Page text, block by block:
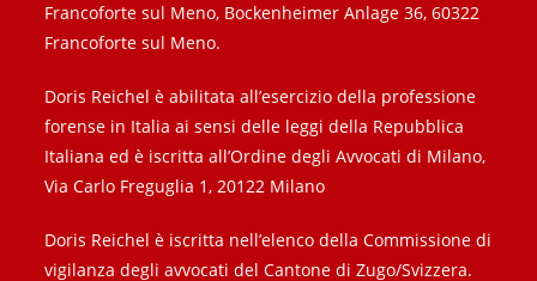
Francoforte sul Meno, Bockenheimer Anlage 36, 60322
Francoforte sul Meno.
Doris Reichel è abilitata all’esercizio della professione
forense in Italia ai sensi delle leggi della Repubblica
Italiana ed è iscritta all’Ordine degli Avvocati di Milano,
Via Carlo Freguglia 1, 20122 Milano
Doris Reichel è iscritta nell’elenco della Commissione di
vigilanza degli avvocati del Cantone di Zugo/Svizzera.